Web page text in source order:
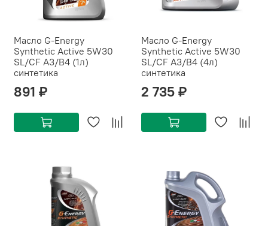
Масло G-Energy
Synthetic Active 5W30
SL/CF A3/B4 (1л)
синтетика
891 ₽
Масло G-Energy
Synthetic Active 5W30
SL/CF A3/B4 (4л)
синтетика
2 735 ₽